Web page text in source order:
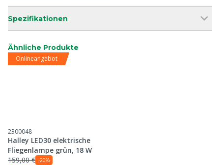
Spezifikationen
Ähnliche Produkte
Onlineangebot
2300048
Halley LED30 elektrische
Fliegenlampe grün, 18 W
159,00 € -20%